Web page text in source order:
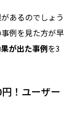
あるのでしょう
例を見た方が早
が出た事例を3
！ユーザー